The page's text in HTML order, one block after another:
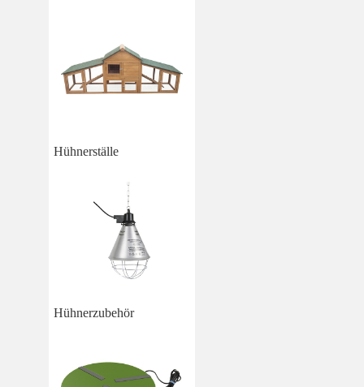
Hühnerställe
Hühnerzubehör